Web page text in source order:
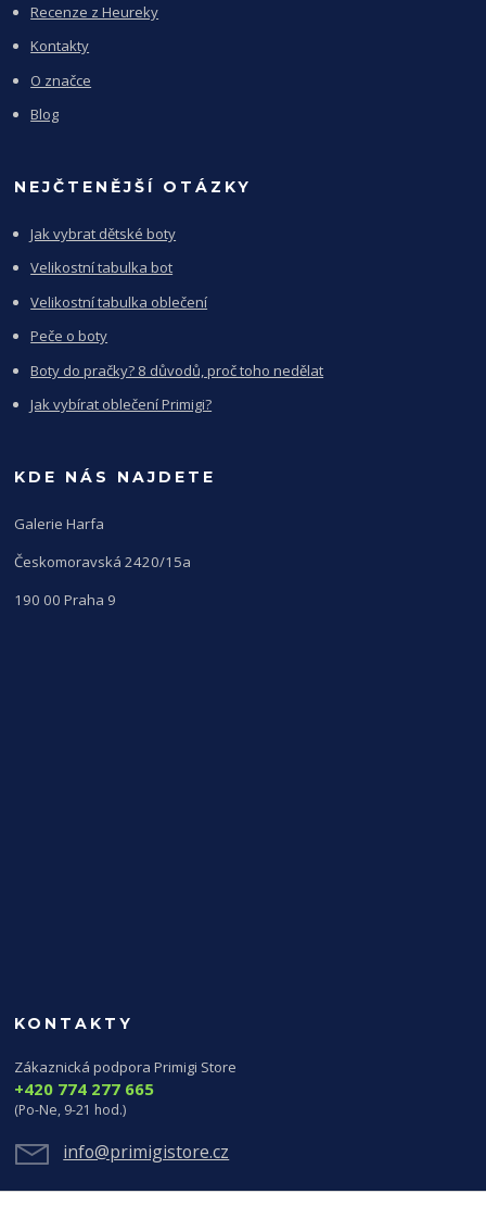
Recenze z Heureky
Kontakty
O značce
Blog
NEJČTENĚJŠÍ OTÁZKY
Jak vybrat dětské boty
Velikostní tabulka bot
Velikostní tabulka oblečení
Peče o boty
Boty do pračky? 8 důvodů, proč toho nedělat
Jak vybírat oblečení Primigi?
KDE NÁS NAJDETE
Galerie Harfa
Českomoravská 2420/15a
190 00 Praha 9
KONTAKTY
Zákaznická podpora Primigi Store
+420 774 277 665
(Po-Ne, 9-21 hod.)
info@primigistore.cz